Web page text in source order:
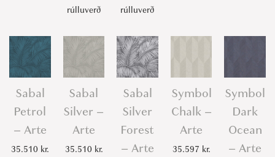
rúlluverð
rúlluverð
Sabal
Petrol
– Arte
35.510 kr.
Sabal
Silver –
Arte
35.510 kr.
Sabal
Silver
Forest
– Arte
Symbol
Chalk –
Arte
35.597 kr.
Symbol
Dark
Ocean
– Arte